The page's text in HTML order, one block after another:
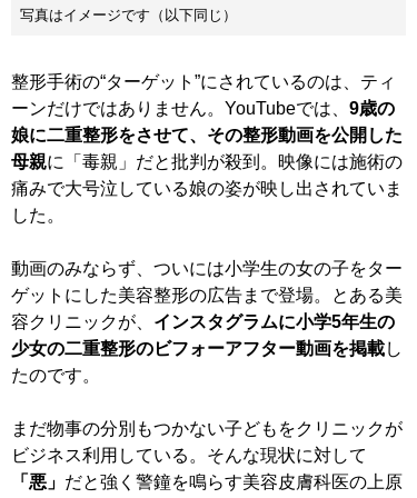
写真はイメージです（以下同じ）
整形手術の“ターゲット”にされているのは、ティ
ーンだけではありません。YouTubeでは、 9歳の
娘に二重整形をさせて、その整形動画を公開した
母親に「毒親」だと批判が殺到。映像には施術の
痛みで大号泣している娘の姿が映し出されていま
した。
動画のみならず、ついには小学生の女の子をター
ゲットにした美容整形の広告まで登場。とある美
容クリニックが、 インスタグラムに小学5年生の
少女の二重整形のビフォーアフター動画を掲載し
たのです。
まだ物事の分別もつかない子どもをクリニックが
ビジネス利用している。そんな現状に対して
「悪」 だと強く警鐘を鳴らす美容皮膚科医の上原